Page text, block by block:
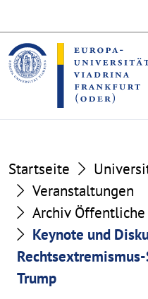
the
content
section
the
footer
section
Startseite
Veranstaltungen
Archiv
Keynote und
Trump